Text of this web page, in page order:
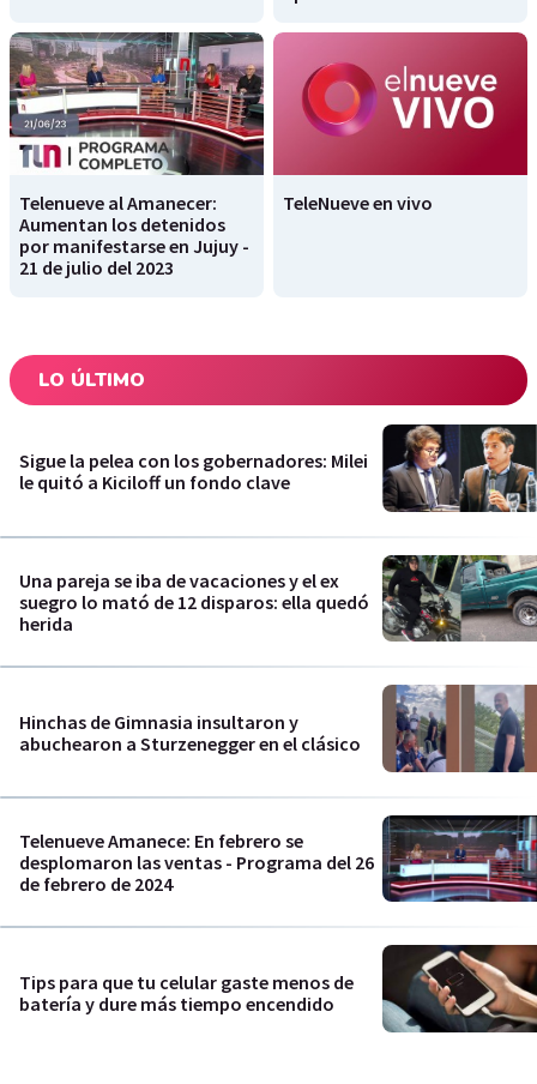
Telenueve al Amanecer:
Aumentan los detenidos
por manifestarse en Jujuy -
21 de julio del 2023
TeleNueve en vivo
LO ÚLTIMO
Sigue la pelea con los gobernadores: Milei
le quitó a Kiciloff un fondo clave
Una pareja se iba de vacaciones y el ex
suegro lo mató de 12 disparos: ella quedó
herida
Hinchas de Gimnasia insultaron y
abuchearon a Sturzenegger en el clásico
Telenueve Amanece: En febrero se
desplomaron las ventas - Programa del 26
de febrero de 2024
Tips para que tu celular gaste menos de
batería y dure más tiempo encendido